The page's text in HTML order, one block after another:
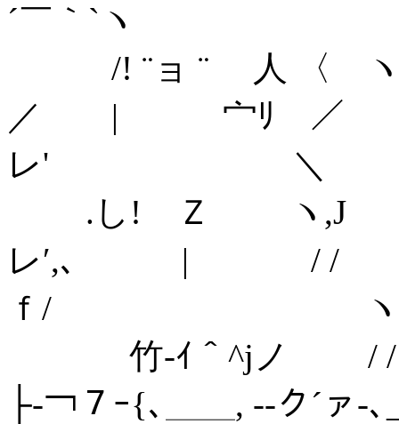
´￣｀`ヽ
/! ¨ョ ¨ 人 〈 ヽ.
／ | 宀ﾘ
レ' ＼
.し! Ｚ ヽ,J
レ′,､ | / /
ｆ/ ヽ
竹-ｲ＾^jノ / /
├‐￢７ｰ{､＿＿, -‐ク´